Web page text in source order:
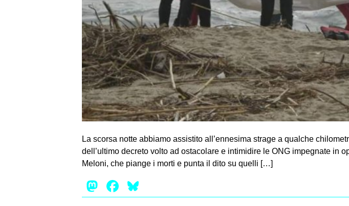
La scorsa notte abbiamo assistito all’ennesima strage a qualche
dell’ultimo decreto volto ad ostacolare e intimidire le ONG impegnate in
Meloni, che piange i morti e punta il dito su quelli […]
Mastodon
Facebook